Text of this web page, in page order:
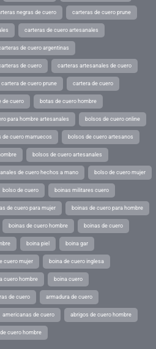
negras de cuero carteras de cuero prune
carteras de cuero artesanales
de cuero argentinas
de cuero carteras artesanales de cuero
cartera de cuero prune cartera de cuero
de cuero botas de cuero hombre
para hombre artesanales bolsos de cuero online
de cuero marruecos bolsos de cuero artesanos
bolsos de cuero artesanales
de cuero hechos a mano bolso de cuero mujer
bolso de cuero boinas militares cuero
de cuero para mujer boinas de cuero para hombre
boinas de cuero hombre boinas de cuero
boina piel boina gar
cuero mujer boina de cuero inglesa
cuero hombre boina cuero
de cuero armadura de cuero
americanas de cuero abrigos de cuero hombre
cuero hombre